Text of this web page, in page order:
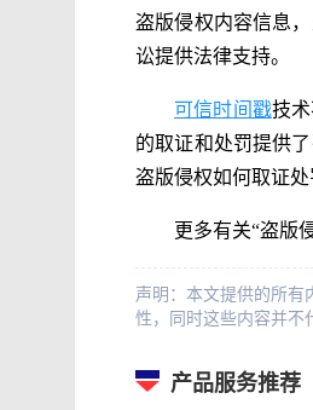
盗版侵权内容信息
讼提供法律支持。
可信时间戳技
的取证和处罚提供
盗版侵权如何取证
更多有关“盗版
声明：本文提供的所有
性，同时这些内容并不
产品服务推荐